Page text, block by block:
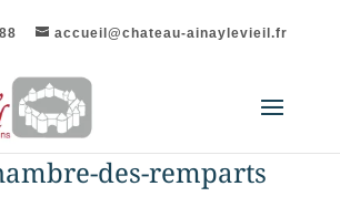
accueil@chateau-ainaylevieil.fr
des-remparts